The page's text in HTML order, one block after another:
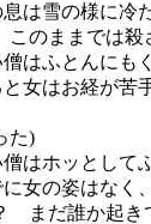
は雪の様に冷
このままでは殺
はふとんにも
女はお経が苦
た)
はホッとして
女の姿はなく
まだ誰か起き